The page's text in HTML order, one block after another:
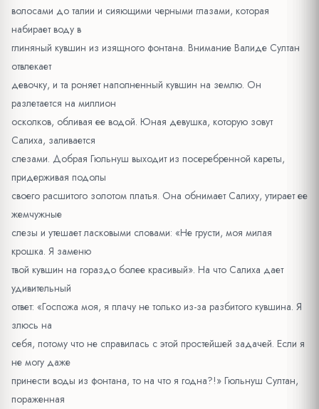
волосами до талии и сияющими черными глазами, которая
набирает воду в
глиняный кувшин из изящного фонтана. Внимание Валиде Султан
отвлекает
девочку, и та роняет наполненный кувшин на землю. Он
разлетается на миллион
осколков, обливая ее водой. Юная девушка, которую зовут
Салиха, заливается
слезами. Добрая Гюльнуш выходит из посеребренной кареты,
придерживая подолы
своего расшитого золотом платья. Она обнимает Салиху, утирает ее
жемчужные
слезы и утешает ласковыми словами: «Не грусти, моя милая
крошка. Я заменю
твой кувшин на гораздо более красивый». На что Салиха дает
удивительный
ответ: «Госпожа моя, я плачу не только из-за разбитого кувшина. Я
злюсь на
себя, потому что не справилась с этой простейшей задачей. Если я
не могу даже
принести воды из фонтана, то на что я годна?!» Гюльнуш Султан,
пораженная